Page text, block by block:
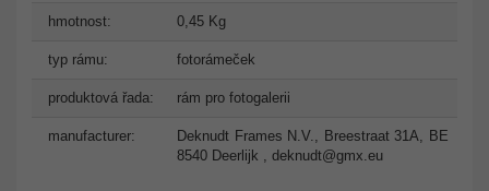
hmotnost: 0,45 Kg
typ rámu: fotorámeček
produktová řada: rám pro fotogalerii
manufacturer:
Deknudt Frames N.V., Breestraat 31A, BE
8540 Deerlijk , deknudt@gmx.eu